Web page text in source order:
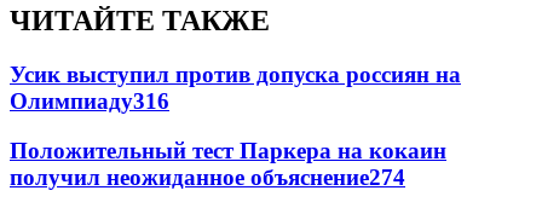
ЧИТАЙТЕ ТАКЖЕ
Усик выступил против допуска россиян на
Олимпиаду316
Положительный тест Паркера на кокаин
получил неожиданное объяснение274